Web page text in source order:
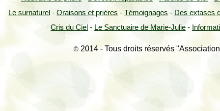
Le surnaturel - Oraisons et prières - Témoignages - Des extases
Cris du Ciel - Le Sanctuaire de Marie-Julie -
© 2014 - Tous droits réservés